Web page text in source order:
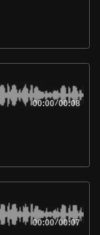
00:00/00:08
00:00/00:07